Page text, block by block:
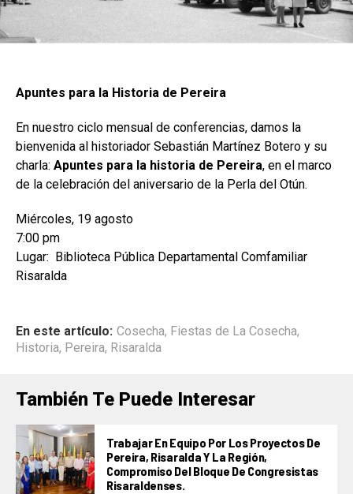
Apuntes para la Historia de Pereira
En nuestro ciclo mensual de conferencias, damos la
bienvenida al historiador Sebastián Martínez Botero y su
charla: Apuntes para la historia de Pereira, en el marco
de la celebración del aniversario de la Perla del Otún.
Miércoles, 19 agosto
7:00 pm
Lugar: Biblioteca Pública Departamental Comfamiliar
Risaralda
En este artículo: Cosecha, Fiestas de La Cosecha,
Historia, Pereira, Risaralda
También Te Puede Interesar
Trabajar En Equipo Por Los Proyectos De
Pereira, Risaralda Y La Región,
Compromiso Del Bloque De Congresistas
Risaraldenses.